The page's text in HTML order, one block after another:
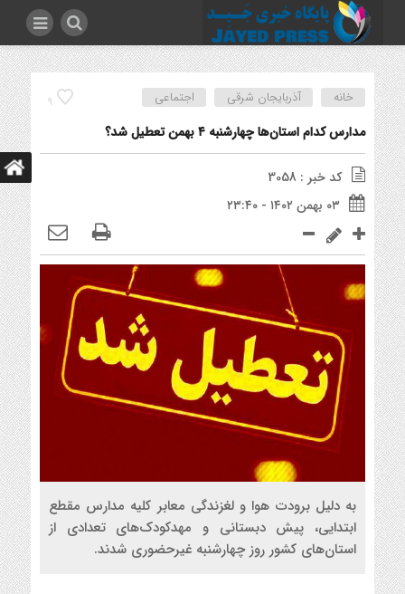
9 خانه آذربایجان شرقی اجتماعی
مدارس کدام استان‌ها چهارشنبه ۴ بهمن تعطیل شد؟
کد خبر : 3058
۰۳ بهمن ۱۴۰۲ - ۲۳:۴۰
به دلیل برودت هوا و لغزندگی معابر کلیه مدارس مقطع
ابتدایی، پیش دبستانی و مهدکودک‌های تعدادی از
استان‌های کشور روز چهارشنبه غیرحضوری شدند.